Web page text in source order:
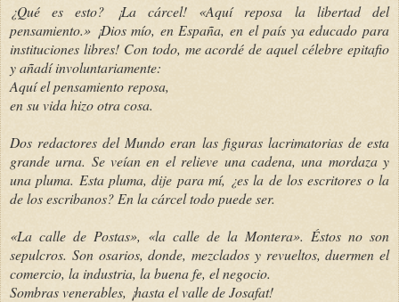
¿Qué es esto? ¡La cárcel! «Aquí reposa la libertad del
pensamiento.» ¡Dios mío, en España, en el país ya educado para
instituciones libres! Con todo, me acordé de aquel célebre epitafio
y añadí involuntariamente:
Aquí el pensamiento reposa,
en su vida hizo otra cosa.
Dos redactores del Mundo eran las figuras lacrimatorias de esta
grande urna. Se veían en el relieve una cadena, una mordaza y
una pluma. Esta pluma, dije para mí, ¿es la de los escritores o la
de los escribanos? En la cárcel todo puede ser.
«La calle de Postas», «la calle de la Montera». Éstos no son
sepulcros. Son osarios, donde, mezclados y revueltos, duermen el
comercio, la industria, la buena fe, el negocio.
Sombras venerables, ¡hasta el valle de Josafat!